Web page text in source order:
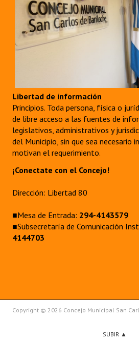
Libertad de información
Principios. Toda persona, física o
de libre acceso a las fuentes de
legislativos, administrativos y
del Municipio, sin que sea necesario
motivan el requerimiento.
¡Conectate con el Concejo!
Dirección: Libertad 80
■Mesa de Entrada: 294-4143579
■Subsecretaría de Comunicación
4144703
Copyright © 2026 Concejo Municipal San
SUBIR ▲